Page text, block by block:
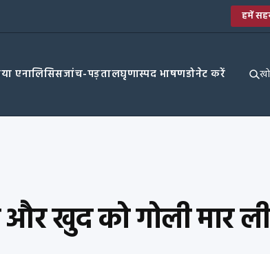
हमें
एनालिसिसजांच-पड़तालघृणास्पद भाषणडोनेट करें
और खुद को गोली मार